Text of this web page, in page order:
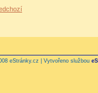
eStránky.cz | Vytvořeno službou